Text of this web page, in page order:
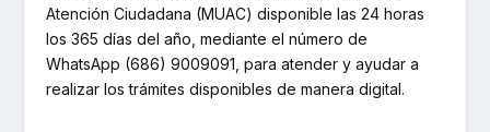
Atención Ciudadana (MUAC) disponible las 24 horas
los 365 días del año, mediante el número de
WhatsApp (686) 9009091, para atender y ayudar a
realizar los trámites disponibles de manera digital.